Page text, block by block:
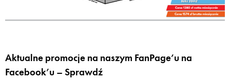
Aktualne promocje na naszym FanPage’u na
Facebook’u – Sprawdź